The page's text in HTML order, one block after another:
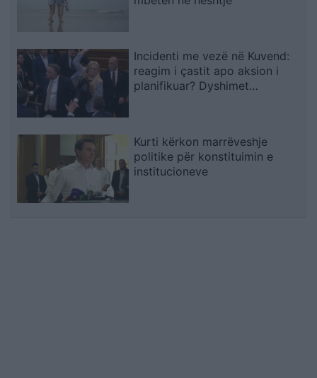
Incidenti me vezë në Kuvend:
reagim i çastit apo aksion i
planifikuar? Dyshimet
Kurti kërkon marrëveshje
politike për konstituimin e
institucioneve